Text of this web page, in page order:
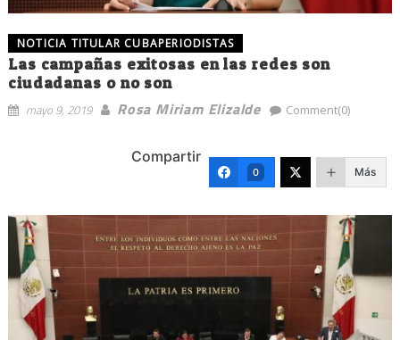
NOTICIA TITULAR CUBAPERIODISTAS
Las campañas exitosas en las redes son
ciudadanas o no son
mayo 9, 2019 Rosa Miriam Elizalde Comment(0)
Compartir
0 Más